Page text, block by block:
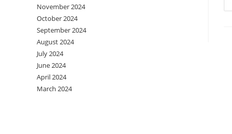
November 2024
October 2024
September 2024
August 2024
July 2024
June 2024
April 2024
March 2024